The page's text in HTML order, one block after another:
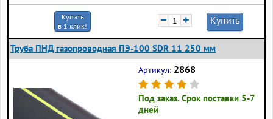
Купить
в 1 клик!
− + Купить
Труба ПНД газопроводная ПЭ-100 SDR 11 250 мм
Артикул: 2868
Под заказ. Срок поставки 5-7
дней